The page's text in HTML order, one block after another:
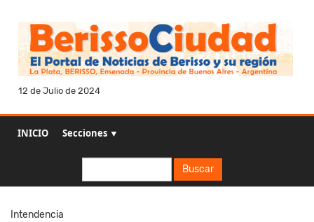
12 de Julio de 2024
INICIO Secciones ▼
Buscar
Intendencia